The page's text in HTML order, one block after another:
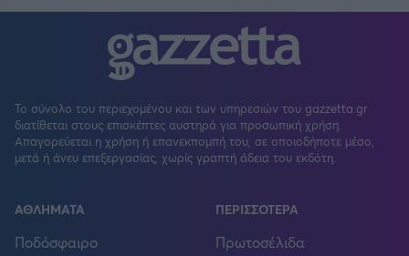
Το σύνολο του περιεχομένου και των υπηρεσιών του gazzetta.gr
διατίθεται στους επισκέπτες αυστηρά για προσωπική χρήση.
Απαγορεύεται η χρήση ή επανεκπομπή του, σε οποιοδήποτε μέσο,
μετά ή άνευ επεξεργασίας, χωρίς γραπτή άδεια του εκδότη.
ΑΘΛΗΜΑΤΑ
Ποδόσφαιρο
ΠΕΡΙΣΣΟΤΕΡΑ
Πρωτοσέλιδα